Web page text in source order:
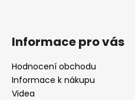
Informace pro vás
Hodnocení obchodu
Informace k nákupu
Videa